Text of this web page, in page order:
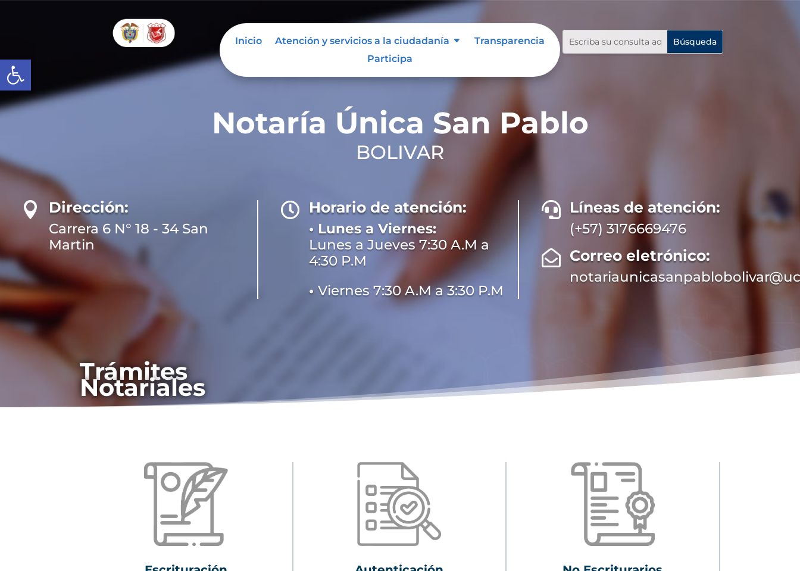
Abrir barra de herramientas
Inicio Atención y servicios a la ciudadanía
Transparencia
Participa
Notaría Única San Pablo
BOLIVAR
 Dirección:
Carrera 6 N° 18 - 34 San
Martin
 Horario de atención:
• Lunes a Viernes:
Lunes a Jueves 7:30 A.M a
4:30 P.M
•Viernes 7:30 A.M a 3:30 P.M
 Líneas de atención:
(+57) 3176669476
 Correo eletrónico:
Trámites
Notariales